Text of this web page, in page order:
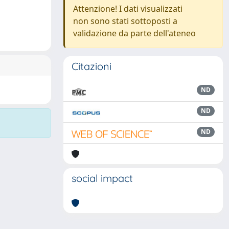
Attenzione! I dati visualizzati
non sono stati sottoposti a
validazione da parte dell'ateneo
Citazioni
ND
ND
ND
social impact